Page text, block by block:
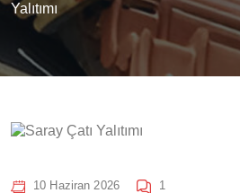
Yalıtımı
10 Haziran 2026 1